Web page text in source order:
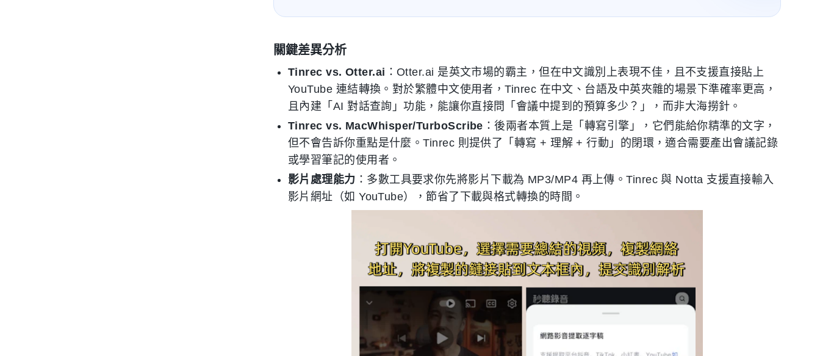
關鍵差異分析
Tinrec vs. Otter.ai ：Otter.ai 是英文市場的霸主，但在中文識別上表現不佳，且不支援直接貼上
YouTube 連結轉換。對於繁體中文使用者，Tinrec 在中文、台語及中英夾雜的場景下準確率更高，
且內建「AI 對話查詢」功能，能讓你直接問「會議中提到的預算多少？」，而非大海撈針。
Tinrec vs. MacWhisper/TurboScribe ：後兩者本質上是「轉寫引擎」，它們能給你精準的文字，
但不會告訴你重點是什麼。Tinrec 則提供了「轉寫 + 理解 + 行動」的閉環，適合需要產出會議記錄
或學習筆記的使用者。
影片處理能力 ：多數工具要求你先將影片下載為 MP3/MP4 再上傳。Tinrec 與 Notta 支援直接輸入
影片網址（如 YouTube），節省了下載與格式轉換的時間。